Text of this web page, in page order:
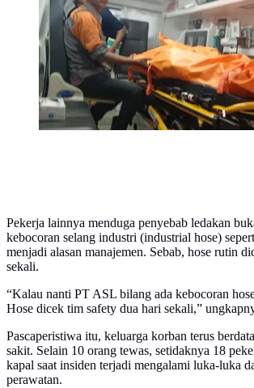
Tanjung Uncang, Kecamatan Batu Aji,
pada Rabu (15/10/2025). (Liputan6.com/
Nurdin)
Pekerja lainnya menduga penyebab ledakan
kebocoran selang industri (industrial hose)
menjadi alasan manajemen. Sebab, hose rutin
sekali.
“Kalau nanti PT ASL bilang ada kebocoran
Hose dicek tim safety dua hari sekali,”
Pascaperistiwa itu, keluarga korban terus
sakit. Selain 10 orang tewas, setidaknya 18
kapal saat insiden terjadi mengalami luka-luka
perawatan.